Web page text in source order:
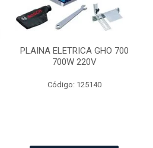
PLAINA ELETRICA GHO 700
700W 220V
Código: 125140